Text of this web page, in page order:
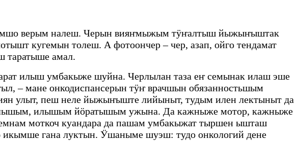
верым налеш. Черын вияҥмыжым тӱҥалтыш йыжыҥыштак
кугемын толеш. А фотоончер – чер, азап, ойго тендамат
таратыше амал.
илыш умбакыже шуйна. Черлылан таза еҥ семынак илаш эше
– мане онкодиспансерын тӱҥ врачшын обязанностьшым
улыт, пеш неле йыжыҥыште лийыныт, тудым илен лектыныт да
илышым йӧратышым ужына. Да кажныже мотор, кажныже
моткоч куандара да пашам умбакыжат тыршен ышташ
гана луктын. Ӱшаныме шуэш: тудо онкологий дене